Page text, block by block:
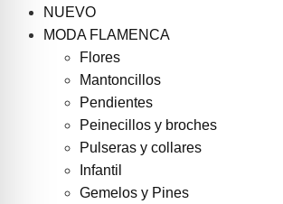
NUEVO
MODA FLAMENCA
Flores
Mantoncillos
Pendientes
Peinecillos y broches
Pulseras y collares
Infantil
Gemelos y Pines